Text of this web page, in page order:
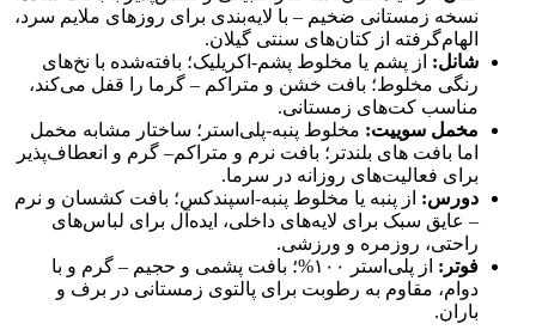
نسخه زمستانی ضخیم – با لایه‌بندی برای روزهای ملایم سرد،
الهام‌گرفته از کتان‌های سنتی گیلان.
شانل: از پشم یا مخلوط پشم-اکریلیک؛ بافته‌شده با نخ‌های
رنگی مخلوط؛ بافت خشن و متراکم – گرما را قفل می‌کند،
مناسب کت‌های زمستانی.
مخمل سوییت: مخلوط پنبه-پلی‌استر؛ ساختار مشابه مخمل
اما بافت های بلندتر؛ بافت نرم و متراکم– گرم و انعطاف‌پذیر
برای فعالیت‌های روزانه در سرما.
دورس: از پنبه یا مخلوط پنبه-اسپندکس؛ بافت کشسان و نرم
– عایق سبک برای لایه‌های داخلی، ایده‌آل برای لباس‌های
راحتی، روزمره و ورزشی.
فوتر:
از پلی‌استر ۱۰۰%؛ بافت پشمی و حجیم – گرم و با
دوام، مقاوم به رطوبت برای پالتوی زمستانی در برف و
باران.